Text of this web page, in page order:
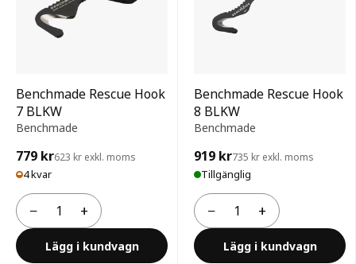
Benchmade Rescue Hook
7 BLKW
Benchmade
779 kr623 kr exkl. moms
4 kvar
−
Antal +
Lägg i kundvagn
Benchmade Rescue Hook
8 BLKW
Benchmade
919 kr735 kr exkl. moms
Tillgänglig
−
Antal +
Lägg i kundvagn